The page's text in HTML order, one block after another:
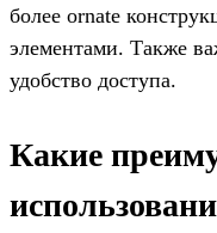
более ornate
элементами. Также
удобство доступа.
Какие